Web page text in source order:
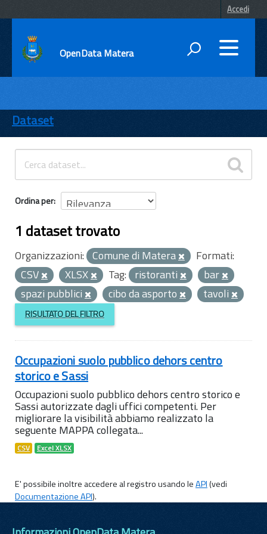
Accedi
OpenData Matera
ENTI
TEMI
INFORMAZIONI
Dataset
Ordina per
1 dataset trovato
Organizzazioni: Comune di Matera
Formati:
CSV
XLSX Tag: ristoranti
bar
spazi pubblici
cibo da asporto tavoli
RISULTATO DEL FILTRO
Occupazioni suolo pubblico dehors centro
storico e Sassi
Occupazioni suolo pubblico dehors centro storico e
Sassi autorizzate dagli uffici competenti. Per
migliorare la visibilità abbiamo realizzato la
seguente MAPPA collegata...
CSV Excel XLSX
E' possibile inoltre accedere al registro usando leAPI(vedi
Documentazione API).